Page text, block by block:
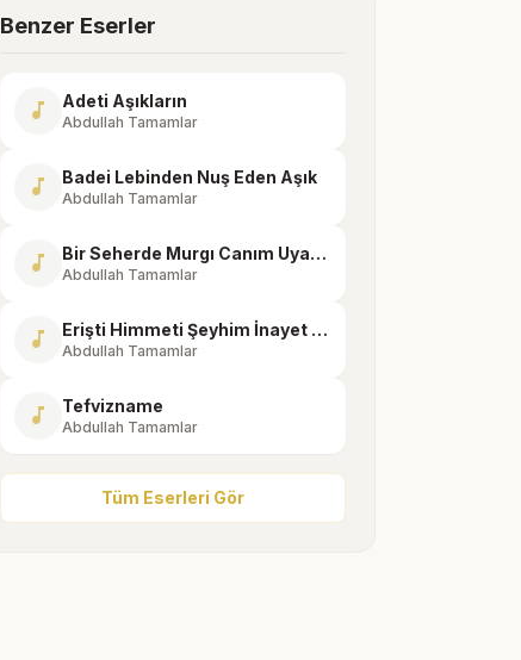
Benzer Eserler
music_note Adeti Aşıkların
Abdullah Tamamlar
music_note Badei Lebinden Nuş Eden Aşık
Abdullah Tamamlar
music_note Bir Seherde Murgı Canım Uyandı
Abdullah Tamamlar
music_note Erişti Himmeti Şeyhim İnayet Eyledi Mevla
Abdullah Tamamlar
music_note Tefvizname
Abdullah Tamamlar
Tüm Eserleri Gör